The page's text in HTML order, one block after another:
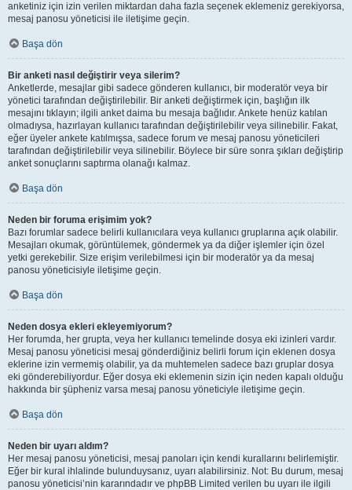
anketiniz için izin verilen miktardan daha fazla seçenek eklemeniz gerekiyorsa,
mesaj panosu yöneticisi ile iletişime geçin.
Başa dön
Bir anketi nasıl değiştirir veya silerim?
Anketlerde, mesajlar gibi sadece gönderen kullanıcı, bir moderatör veya bir
yönetici tarafından değiştirilebilir. Bir anketi değiştirmek için, başlığın ilk
mesajını tıklayın; ilgili anket daima bu mesaja bağlıdır. Ankete henüz katılan
olmadıysa, hazırlayan kullanıcı tarafından değiştirilebilir veya silinebilir. Fakat,
eğer üyeler ankete katılmışsa, sadece forum ve mesaj panosu yöneticileri
tarafından değiştirilebilir veya silinebilir. Böylece bir süre sonra şıkları değiştirip
anket sonuçlarını saptırma olanağı kalmaz.
Başa dön
Neden bir foruma erişimim yok?
Bazı forumlar sadece belirli kullanıcılara veya kullanıcı gruplarına açık olabilir.
Mesajları okumak, görüntülemek, göndermek ya da diğer işlemler için özel
yetki gerekebilir. Size erişim verilebilmesi için bir moderatör ya da mesaj
panosu yöneticisiyle iletişime geçin.
Başa dön
Neden dosya ekleri ekleyemiyorum?
Her forumda, her grupta, veya her kullanıcı temelinde dosya eki izinleri vardır.
Mesaj panosu yöneticisi mesaj gönderdiğiniz belirli forum için eklenen dosya
eklerine izin vermemiş olabilir, ya da muhtemelen sadece bazı gruplar dosya
eki gönderebiliyordur. Eğer dosya eki eklemenin sizin için neden kapalı olduğu
hakkında bir şüpheniz varsa mesaj panosu yöneticiyle iletişime geçin.
Başa dön
Neden bir uyarı aldım?
Her mesaj panosu yöneticisi, mesaj panoları için kendi kurallarını belirlemiştir.
Eğer bir kural ihlalinde bulunduysanız, uyarı alabilirsiniz. Not: Bu durum, mesaj
panosu yöneticisi’nin kararındadır ve phpBB Limited verilen bu uyarı ile ilgili